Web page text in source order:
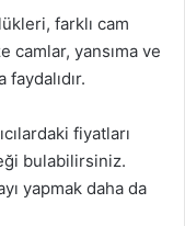
farklı cam
camlar, yansıma ve
fiyatları
bulabilirsiniz.
yapmak daha da